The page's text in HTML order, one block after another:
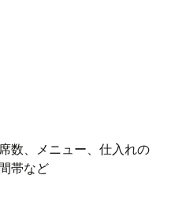
数、メニュー、仕入れの
帯など